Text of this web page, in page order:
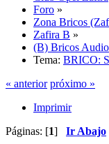
Foro »
Zona Bricos
Zafira B »
(B) Bricos Audio
Tema: BRICO:
« anterior próximo »
Imprimir
Páginas: [1] Ir Abajo